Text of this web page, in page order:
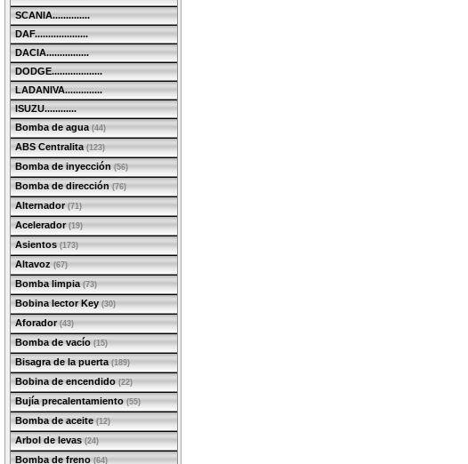
SCANIA..............
DAF....................
DACIA................
DODGE...................
LADANIVA..............
ISUZU............
Bomba de agua (44)
ABS Centralita (123)
Bomba de inyección (56)
Bomba de dirección (76)
Alternador (71)
Acelerador (19)
Asientos (173)
Altavoz (67)
Bomba limpia (73)
Bobina lector Key (30)
Aforador (43)
Bomba de vacío (15)
Bisagra de la puerta (189)
Bobina de encendido (22)
Bujía precalentamiento (55)
Bomba de aceite (12)
Arbol de levas (24)
Bomba de freno (64)